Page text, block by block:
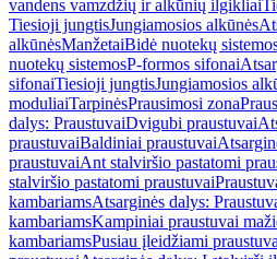
vandens vamzdžių ir alkūnių ilgikliai
Tiesioji jungtisJungiamosios alkūnės
alkūnėsManžetaiBidė nuotekų
nuotekų sistemosP-formos sifonai
sifonaiTiesioji jungtisJungiamosios
moduliaiTarpinėsPrausimosi zona
dalys: PraustuvaiDvigubi praustuvai
praustuvaiBaldiniai praustuvai
praustuvaiAnt stalviršio pastatomi
stalviršio pastatomi praustuvai
kambariamsAtsarginės dalys:
kambariamsKampiniai praustuvai
kambariamsPusiau įleidžiami